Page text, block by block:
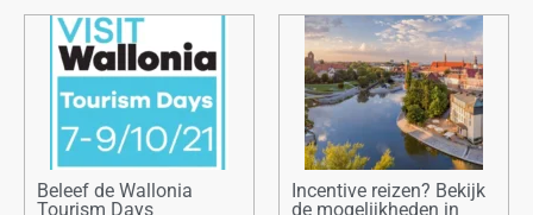
Beleef de Wallonia
Tourism Days
Incentive reizen? Bekijk
de mogelijkheden in